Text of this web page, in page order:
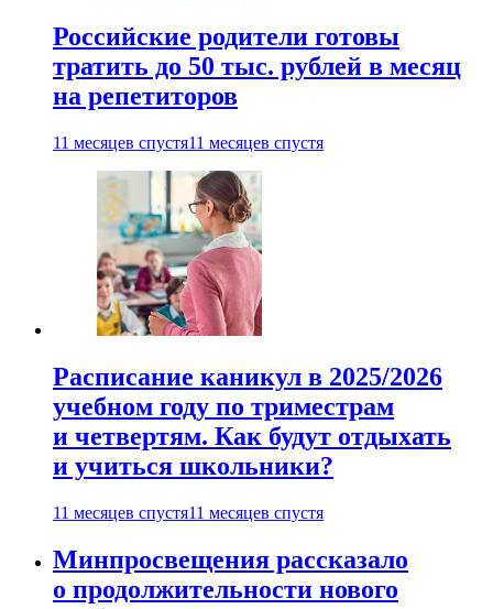
Российские родители готовы
тратить до 50 тыс. рублей в месяц
на репетиторов
11 месяцев спустя11 месяцев спустя
Расписание каникул в 2025/2026
учебном году по триместрам
и четвертям. Как будут отдыхать
и учиться школьники?
11 месяцев спустя11 месяцев спустя
Минпросвещения рассказало
о продолжительности нового